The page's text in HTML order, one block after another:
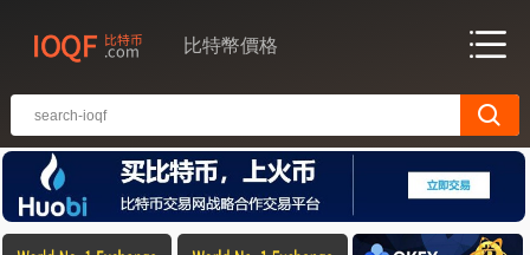
比特幣價格